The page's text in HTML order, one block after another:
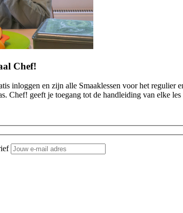
Chef!
inloggen en zijn alle Smaaklessen voor het regulier
Chef! geeft je toegang tot de handleiding van elke